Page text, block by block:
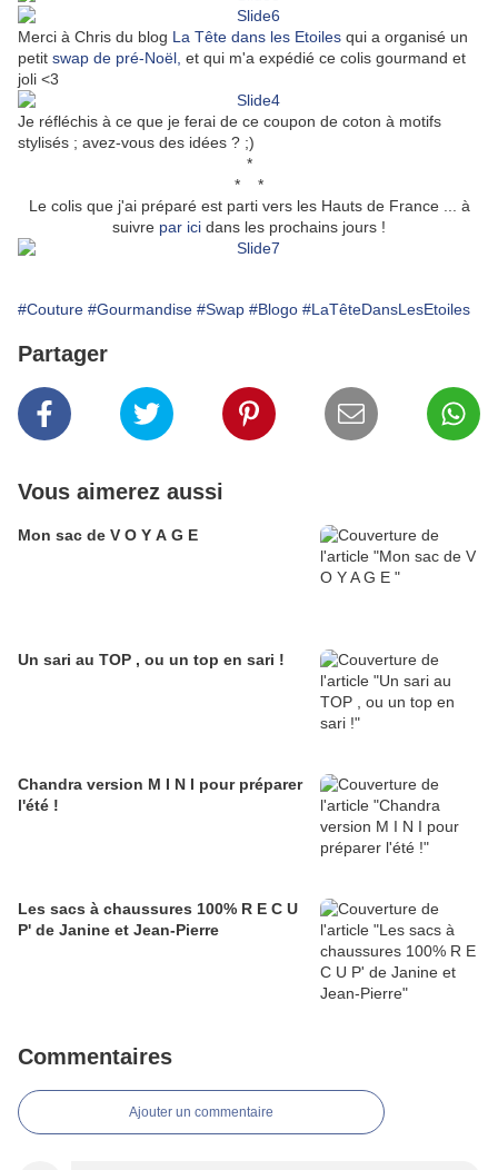
Merci à Chris du blog La Tête dans les Etoiles qui a organisé un
petit swap de pré-Noël, et qui m'a expédié ce colis gourmand et
joli <3
Je réfléchis à ce que je ferai de ce coupon de coton à motifs
stylisés ; avez-vous des idées ? ;)
*
* *
Le colis que j'ai préparé est parti vers les Hauts de France ... à
suivre par ici dans les prochains jours !
#Couture #Gourmandise #Swap #Blogo #LaTêteDansLesEtoiles
Partager
Vous aimerez aussi
Mon sac de V O Y A G E
Un sari au TOP , ou un top en sari !
Chandra version M I N I pour préparer
l'été !
Les sacs à chaussures 100% R E C U
P' de Janine et Jean-Pierre
Commentaires
Ajouter un commentaire